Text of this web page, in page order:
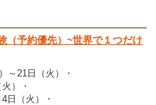
（予約優先）~世界で１つだけ
～21日（火）
）
日（火）